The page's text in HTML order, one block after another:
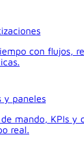
con flujos,
y paneles
de mando, KPIs y
real.